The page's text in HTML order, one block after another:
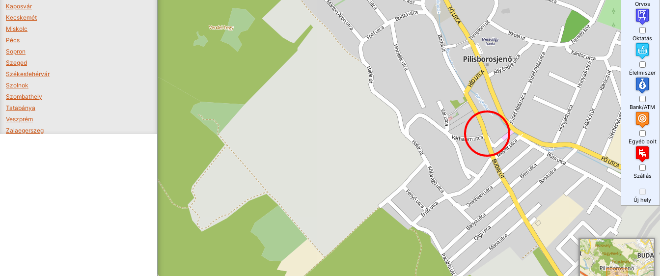
Kaposvár
Kecskemét
Miskolc
Pécs
Sopron
Szeged
Székesfehérvár
Szolnok
Szombathely
Tatabánya
Veszprém
Zalaegerszeg
Orvos
Oktatás
Élelmiszer
Bank/ATM
Egyéb bolt
Szállás
Új hely